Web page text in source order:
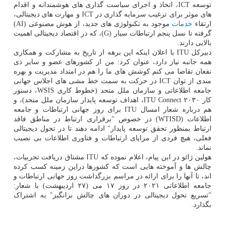
توسعه ICT، اتخاذ و اجرای سیاست گذاری های هوشمندانه و اقدام
های موثر برای ترغیب سرمایه گذاری در ICT و مهارت های دیجیتالی،
ارتقاء خدمات
موجود به تکنولوژی های جدید، از هوش مصنوعی (AI)
گرفته تا نسل پنجم ارتباطات سیار (G)، که در اقتصاد دیجیتالی اهمیت
بالایی دارند.
دبیرکل ITU با اعلان اینکه این برهه از تاریخ به مشارکت و همکاری
همه جانبه نیاز دارد، عنوان کرد: من از کشورهای عضو و سایر ذی
نفعان تقاضا می کنم کوشش های ما را هم در امتداد مدیریت و بهره
مندی از توان ICT در حرکت به سمت خط مشی های اجلاس جهانی
جامعه اطلاعاتی و سازمان ملل متحد (خطوط کاری WSIS، دستور
کار ITU Connect ۲۰۳۰، اهداف توسعه پایدار سازمان ملل متحد)، و
هم درباره شعار امسال ITU برای روز جهانی ارتباطات و جامعه
اطلاعات (WTISD) در خصوص "برقراری ارتباط در مناطق فاقد
ارتباط بمنظور تحقق توسعه پایدار" ادامه دهند تا در تحول دیجیتالی
فعلی، هیچ فردی از مزایای ارتباطات و فناوری اطلاعات بی نصیب
نماند.
هولین ژائو در این پیام، اعلام نموده که ITU مشتاق دریافت تجربیات،
چالش ها و آموخته هایی است که کشورها دراین زمینه کسب کرده
اند، تا آنها را برای ارائه در مراسم بزرگداشت روز جهانی ارتباطات و
جامعه اطلاعاتی ۲۰۲۱ در روز ۱۷ می (۲۷ اردیبهشت) با شعار:
"تسریع تحول دیجیتالی در دوران های چالش برانگیز" به اشتراک
بگذارد.